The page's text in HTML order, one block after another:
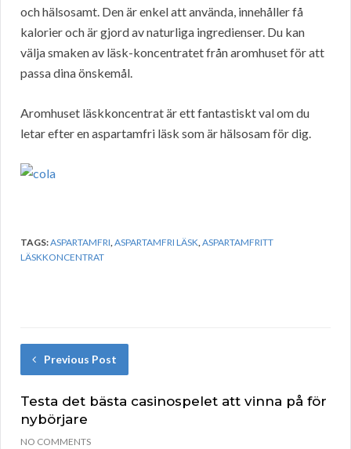
och hälsosamt. Den är enkel att använda, innehåller få
kalorier och är gjord av naturliga ingredienser. Du kan
välja smaken av läsk-koncentratet från aromhuset för att
passa dina önskemål.
Aromhuset läskkoncentrat är ett fantastiskt val om du
letar efter en aspartamfri läsk som är hälsosam för dig.
TAGS:ASPARTAMFRI,ASPARTAMFRI LÄSK,ASPARTAMFRITT
LÄSKKONCENTRAT
Previous Post
Testa det bästa casinospelet att vinna på för
nybörjare
NO COMMENTS